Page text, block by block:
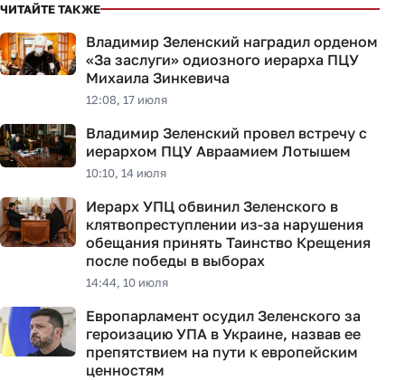
ЧИТАЙТЕ ТАКЖЕ
Владимир Зеленский наградил орденом
«За заслуги» одиозного иерарха ПЦУ
Михаила Зинкевича
12:08, 17 июля
Владимир Зеленский провел встречу с
иерархом ПЦУ Авраамием Лотышем
10:10, 14 июля
Иерарх УПЦ обвинил Зеленского в
клятвопреступлении из-за нарушения
обещания принять Таинство Крещения
после победы в выборах
14:44, 10 июля
Европарламент осудил Зеленского за
героизацию УПА в Украине, назвав ее
препятствием на пути к европейским
ценностям